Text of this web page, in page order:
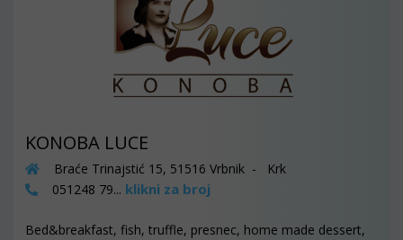
KONOBA LUCE
Braće Trinajstić 15, 51516 Vrbnik - Krk
051248 79... klikni za broj
Bed&breakfast, fish, truffle, presnec, home made dessert,